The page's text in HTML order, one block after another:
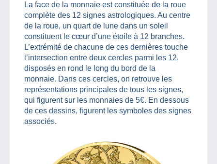
La face de la monnaie est constituée de la roue
complète des 12 signes astrologiques. Au centre
de la roue, un quart de lune dans un soleil
constituent le cœur d’une étoile à 12 branches.
L’extrémité de chacune de ces dernières touche
l’intersection entre deux cercles parmi les 12,
disposés en rond le long du bord de la
monnaie. Dans ces cercles, on retrouve les
représentations principales de tous les signes,
qui figurent sur les monnaies de 5€. En dessous
de ces dessins, figurent les symboles des signes
associés.